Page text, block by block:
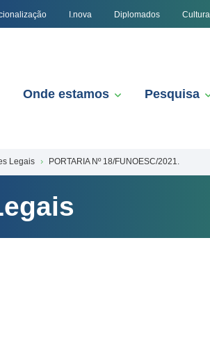
I.nova Diplomados Cultura
Onde estamos Pesquisa
Legais PORTARIA Nº 18/FUNOESC/2021.